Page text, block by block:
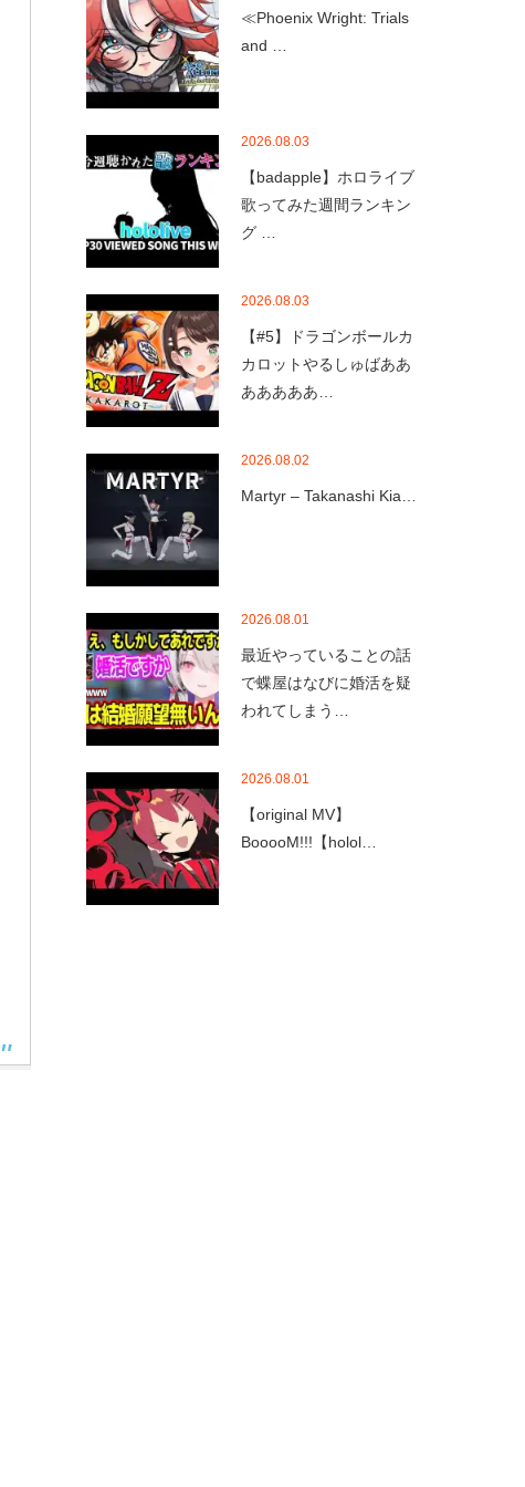
≪Phoenix Wright: Trials
and …
2026.08.03
【badapple】ホロライブ
歌ってみた週間ランキン
グ …
2026.08.03
【#5】ドラゴンボールカ
カロットやるしゅばああ
あああああ…
2026.08.02
Martyr – Takanashi Kia…
2026.08.01
最近やっていることの話
で蝶屋はなびに婚活を疑
われてしまう…
2026.08.01
【original MV】
BooooM!!!【holol…